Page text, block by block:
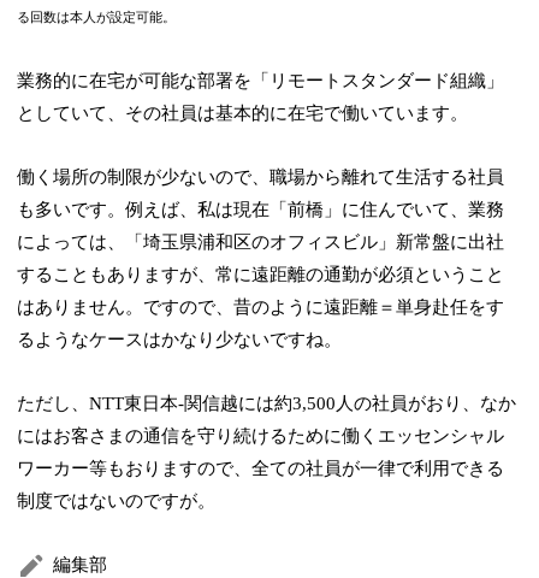
る回数は本人が設定可能。
業務的に在宅が可能な部署を「リモートスタンダード組織」
としていて、その社員は基本的に在宅で働いています。
働く場所の制限が少ないので、職場から離れて生活する社員
も多いです。例えば、私は現在「前橋」に住んでいて、業務
によっては、「埼玉県浦和区のオフィスビル」新常盤に出社
することもありますが、常に遠距離の通勤が必須ということ
はありません。ですので、昔のように遠距離＝単身赴任をす
るようなケースはかなり少ないですね。
ただし、NTT東日本-関信越には約3,500人の社員がおり、なか
にはお客さまの通信を守り続けるために働くエッセンシャル
ワーカー等もおりますので、全ての社員が一律で利用できる
制度ではないのですが。
編集部